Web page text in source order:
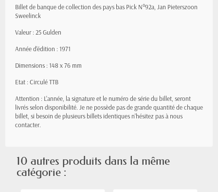
Billet de banque de collection des pays bas Pick N°92a, Jan Pieterszoon
Sweelinck
Valeur : 25 Gulden
Année d'édition : 1971
Dimensions : 148 x 76 mm
Etat : Circulé TTB
Attention : L'année, la signature et le numéro de série du billet, seront
livrés selon disponibilité. Je ne possède pas de grande quantité de chaque
billet, si besoin de plusieurs billets identiques n'hésitez pas à nous
contacter.
10 autres produits dans la même
catégorie :